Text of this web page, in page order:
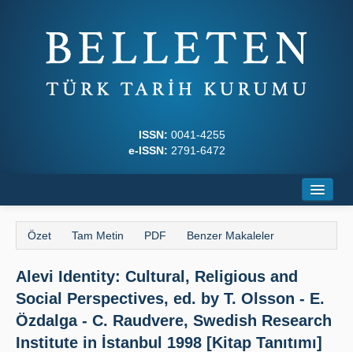
ISSN: 0041-4255
e-ISSN: 2791-6472
Hakkında
Dergi Kurulları
Yazım Kuralları
İlkeler
Özet Tam Metin PDF Benzer Makaleler
Alevi Identity: Cultural, Religious and
Social Perspectives, ed. by T. Olsson - E.
Özdalga - C. Raudvere, Swedish Research
Institute in İstanbul 1998 [Kitap Tanıtımı]